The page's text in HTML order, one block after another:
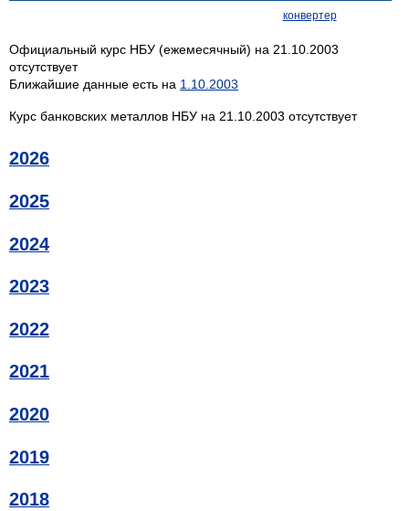
конвертер
Официальный курс НБУ (ежемесячный) на 21.10.2003
отсутствует
Ближайшие данные есть на 1.10.2003
Курс банковских металлов НБУ на 21.10.2003 отсутствует
2026
2025
2024
2023
2022
2021
2020
2019
2018